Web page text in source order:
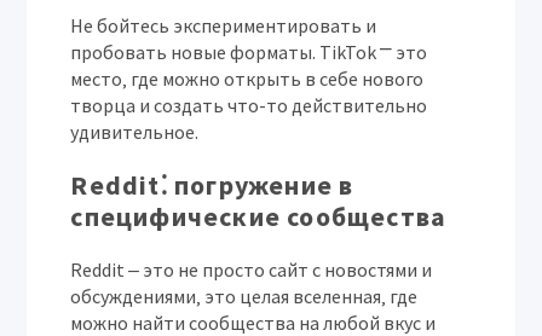
Не бойтесь экспериментировать и
пробовать новые форматы. TikTok ⎻ это
место‚ где можно открыть в себе нового
творца и создать что-то действительно
удивительное.
Reddit⁚ погружение в
специфические сообщества
Reddit ‒ это не просто сайт с новостями и
обсуждениями‚ это целая вселенная‚ где
можно найти сообщества на любой вкус и